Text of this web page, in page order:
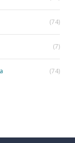
(74)
(7)
(74)